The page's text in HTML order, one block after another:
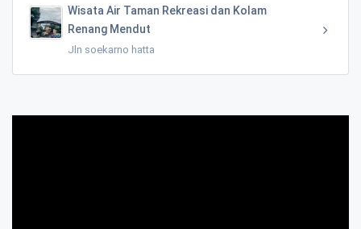
Wisata Air Taman Rekreasi dan Kolam
Renang Mendut
Jln soekarno hatta